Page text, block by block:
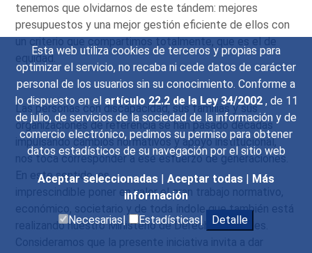
Esta web utiliza cookies de terceros y propias para
optimizar el servicio, no recaba ni cede datos de carácter
personal de los usuarios sin su conocimiento. Conforme a
lo dispuesto en el artículo 22.2 de la Ley 34/2002 , de 11
de julio, de servicios de la sociedad de la información y de
comercio electrónico, pedimos su permiso para obtener
datos estadísticos de su navegación por el sitio web
Aceptar seleccionadas | Aceptar todas | Más
información
Necesarias|
Estadísticas| Detalle
tenemos que olvidarnos de este tándem: mejores
presupuestos y una mejor gestión eficiente de ellos con
un criterio que compartimos totalmente, que es el de
equidad.
Las personas con discapacidad, sus familias y sus
organizaciones de referencia se han pasado décadas
impulsando cambios normativos y apoyo institucional,
nos toca corresponder a ese esfuerzo de generaciones.
En este sentido, es
imprescindible poner en valor el gran trabajo normativo,
económico, societario y de toda índole que también está
realizando nuestro Ministerio de Derechos Sociales.
Consideramos que la presente iniciativa invita a dar